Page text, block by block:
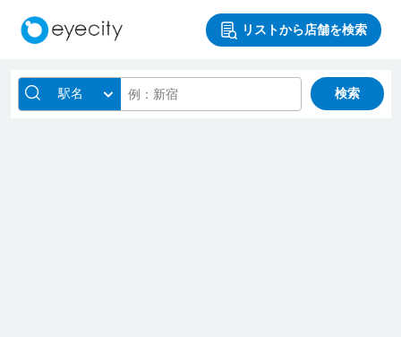
リストから店舗を検索
駅名 検索